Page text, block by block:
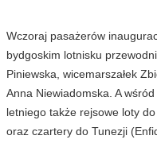
Wczoraj pasażerów
bydgoskim lotnisku
Piniewska, wicemarszałek
Anna Niewiadomska. A
letniego także rejsowe loty
oraz czartery do Tunezji